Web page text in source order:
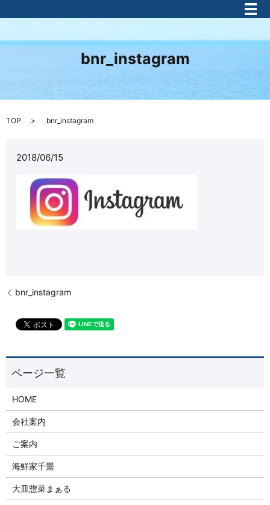
メ
bnr_instagram
TOP bnr_instagram
2018/06/15
bnr_instagram
HOME
会社案内
ご案内
海鮮家千畳
大皿惣菜まぁる